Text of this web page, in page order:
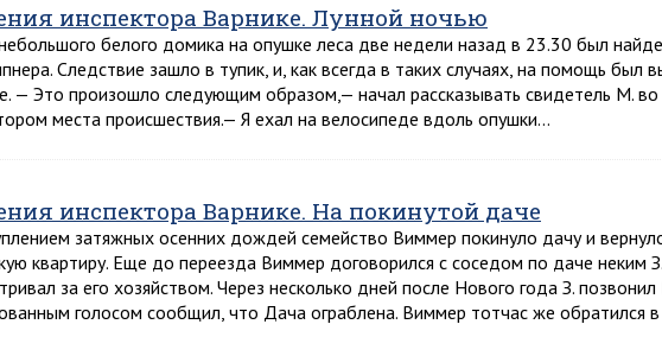
инспектора Варнике. Лунной ночью
белого домика на опушке леса две недели назад в 23.30 был
Следствие зашло в тупик, и, как всегда в таких случаях, на помощь был
— Это произошло следующим образом,— начал рассказывать свидетель М.
места происшествия.— Я ехал на велосипеде вдоль опушки…
инспектора Варнике. На покинутой даче
затяжных осенних дождей семейство Виммер покинуло дачу и
квартиру. Еще до переезда Виммер договорился с соседом по даче неким
за его хозяйством. Через несколько дней после Нового года З.
голосом сообщил, что Дача ограблена. Виммер тотчас же обратился